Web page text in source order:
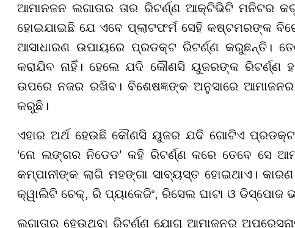
ଆମାନଜନ ଲଗାତାର ତାର ରିଟର୍ଣ୍ଣ ଆକ୍ଟିଭିଟି ମନିଟର
ହୋଇଯାଇଛି ଯେ ଏବେ ପ୍ଲାଟଫର୍ମ ସେହି କଷ୍ଟମରଙ୍କ
ଆସାଧାରଣ ଉପାୟରେ ପ୍ରଡକ୍ଟ ରିଟର୍ଣ୍ଣ କରୁଛନ୍ତି।
କରାଯିବ ନାହିଁ। ହେଲେ ଯଦି କୌଣସି ୟୁଜରଙ୍କ ରିଟର୍ଣ୍ଣ
ଉପରେ ନଜର ରଖିବ। ବିଶେଷଜ୍ଞଙ୍କ ଅନୁସାରେ
କରୁଛି।
ଏହାର ଅର୍ଥ ହେଉଛି କୌଣସି ୟୁଜର ଯଦି ଗୋଟିଏ
‘ନୋ ଲଙ୍ଗର ନିଡେଡ’ କହି ରିଟର୍ଣ୍ଣ କରେ ତେବେ ସେ
କମ୍ପାନୀଙ୍କ ଲାଗି ମହଙ୍ଗା ସାବ୍ୟସ୍ତ ହୋଇଥାଏ।
କ୍ୱାଲିଟି ଚେକ୍, ରି ପ୍ୟାକେଜିଂ, ରିସେଲ ଘାଟା ଓ ଡିସ୍ପୋଜ
ଲଗାତାର ହେଉଥିବା ରିଟର୍ଣ୍ଣ ଯୋଗୁ ଆମାଜନର